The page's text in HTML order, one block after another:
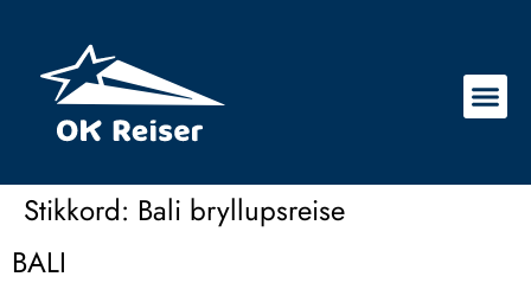
Stikkord: Bali bryllupsreise
BALI